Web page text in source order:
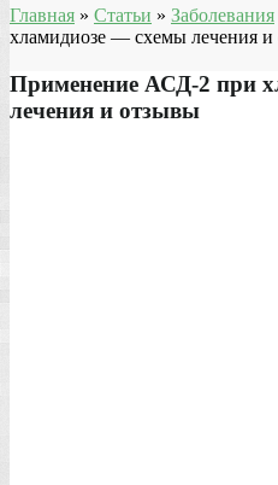
Главная » Статьи » Заболевания
хламидиозе — схемы лечения и
Применение АСД-2 при
лечения и отзывы